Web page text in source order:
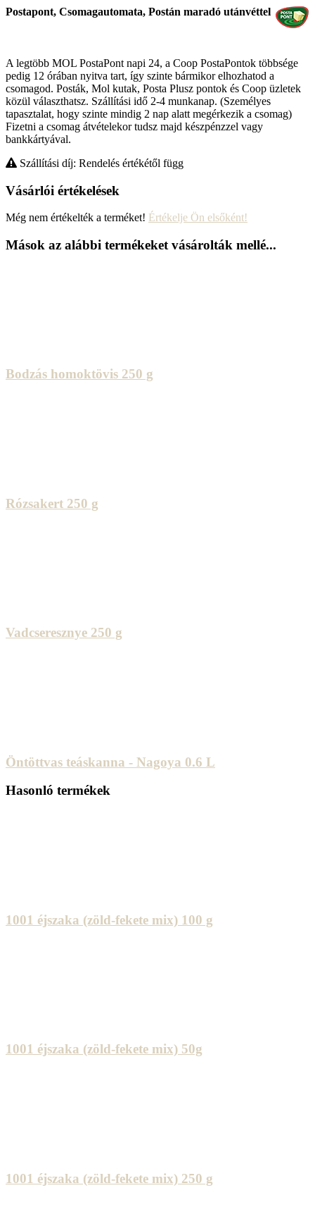
Postapont, Csomagautomata, Postán maradó utánvéttel
A legtöbb MOL PostaPont napi 24, a Coop PostaPontok többsége
pedig 12 órában nyitva tart, így szinte bármikor elhozhatod a
csomagod. Posták, Mol kutak, Posta Plusz pontok és Coop üzletek
közül választhatsz. Szállítási idő 2-4 munkanap. (Személyes
tapasztalat, hogy szinte mindig 2 nap alatt megérkezik a csomag)
Fizetni a csomag átvételekor tudsz majd készpénzzel vagy
bankkártyával.
Szállítási díj: Rendelés értékétől függ
Vásárlói értékelések
Még nem értékelték a terméket! Értékelje Ön elsőként!
Mások az alábbi termékeket vásárolták mellé...
Bodzás homoktövis 250 g
Rózsakert 250 g
Vadcseresznye 250 g
Öntöttvas teáskanna - Nagoya 0.6 L
Hasonló termékek
1001 éjszaka (zöld-fekete mix) 100 g
1001 éjszaka (zöld-fekete mix) 50g
1001 éjszaka (zöld-fekete mix) 250 g